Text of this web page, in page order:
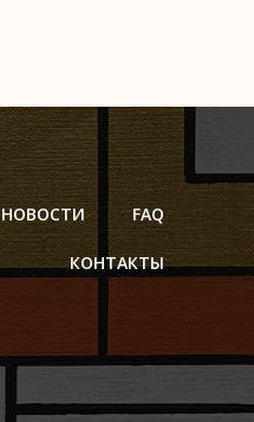
НОВОСТИ FAQ
КОНТАКТЫ